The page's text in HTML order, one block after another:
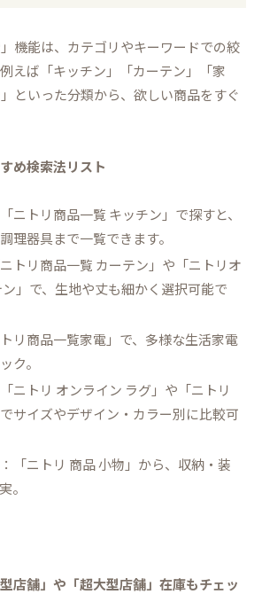
機能は、カテゴリやキーワードでの絞
えば「キッチン」「カーテン」「家
といった分類から、欲しい商品をすぐ
め検索法リスト
「ニトリ商品一覧 キッチン」で探すと、
理器具まで一覧できます。
ニトリ商品一覧 カーテン」や「ニトリオ
」で、生地や丈も細かく選択可能で
トリ商品一覧家電」で、多様な生活家電
ク。
「ニトリ オンライン ラグ」や「ニトリ
サイズやデザイン・カラー別に比較可
：「ニトリ 商品 小物」から、収納・装
。
店舗」や「超大型店舗」在庫もチェッ